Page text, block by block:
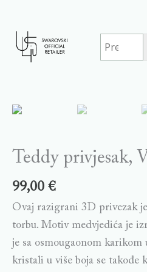
content
Teddy privjesak,
99,00 €
Ovaj razigrani 3D privezak
torbu. Motiv medvjedića je
je sa osmougaonom
kristali u više boja se takođe
quantity